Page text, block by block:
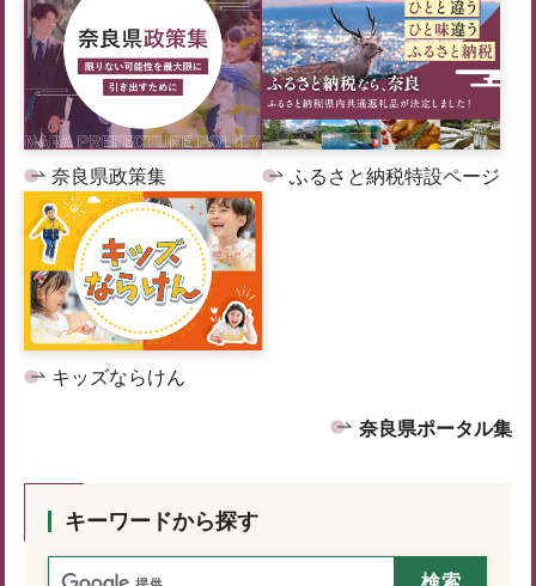
奈良県政策集 ふるさと納税特設ページ
キッズならけん
奈良県ポータル集
キーワードから探す